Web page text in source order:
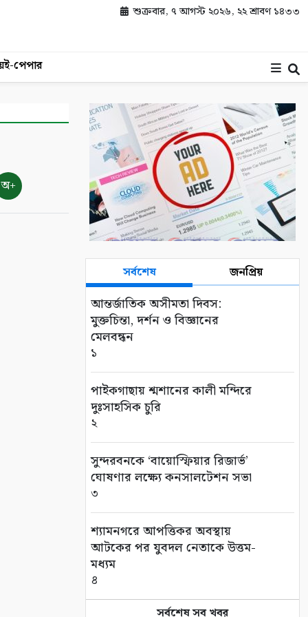
শুক্রবার, ৭ আগস্ট ২০২৬, ২২ শ্রাবণ ১৪৩৩
ই-পেপার
অ+
সর্বশেষ জনপ্রিয়
আন্তর্জাতিক অসীমতা দিবস:
মুক্তচিন্তা, দর্শন ও বিজ্ঞানের
মেলবন্ধন
১
পাইকগাছায় শ্মশানের কালী মন্দিরে
দুঃসাহসিক চুরি
২
সুন্দরবনকে ‘বায়োস্ফিয়ার রিজার্ভ’
ঘোষণার লক্ষ্যে কনসালটেশন সভা
৩
শ্যামনগরে আপত্তিকর অবস্থায়
আটকের পর যুবদল নেতাকে উত্তম-
মধ্যম
৪
সর্বশেষ সব খবর